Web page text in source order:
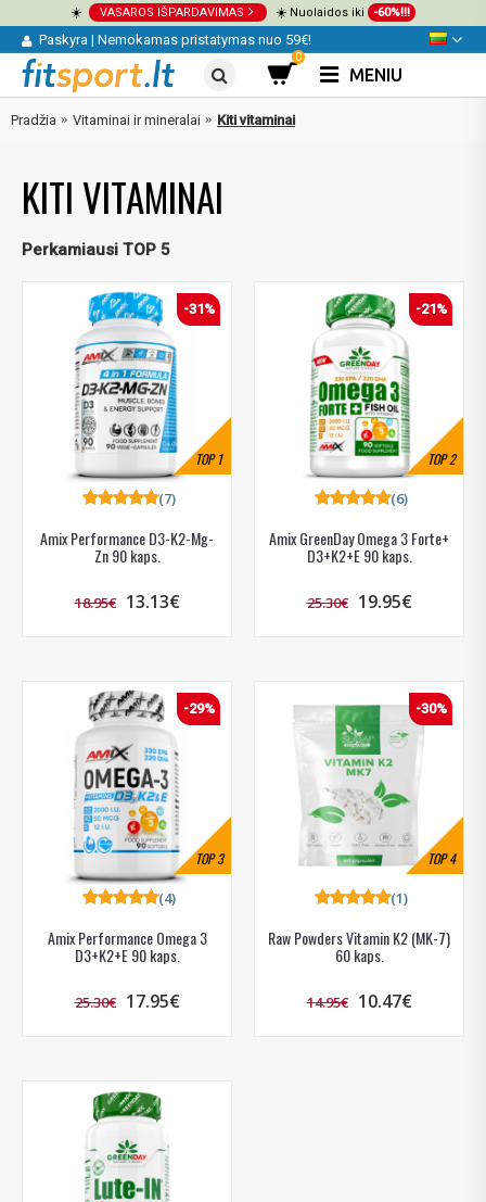
☀️ VASAROS IŠPARDAVIMAS ☀️ Nuolaidos iki -60%!!!
Paskyra | Nemokamas pristatymas nuo 59€!
0
MENIU
Pradžia Vitaminai ir mineralai Kiti vitaminai
KITI VITAMINAI
Perkamiausi TOP 5
TOP1
-31%
Amix Performance D3-K2-Mg-
Zn 90 kaps.
(7)
18.95€ 13.13€
TOP2
-21%
Amix GreenDay Omega 3 Forte+
D3+K2+E 90 kaps.
(6)
25.30€ 19.95€
TOP3
-29%
Amix Performance Omega 3
D3+K2+E 90 kaps.
(4)
25.30€ 17.95€
TOP4
-30%
Raw Powders Vitamin K2 (MK-7)
60 kaps.
(1)
14.95€ 10.47€